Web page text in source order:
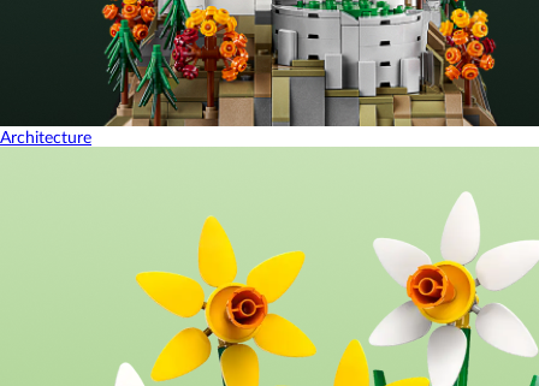
Architecture